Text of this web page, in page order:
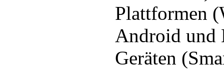
Plattformen
Android und
Geräten